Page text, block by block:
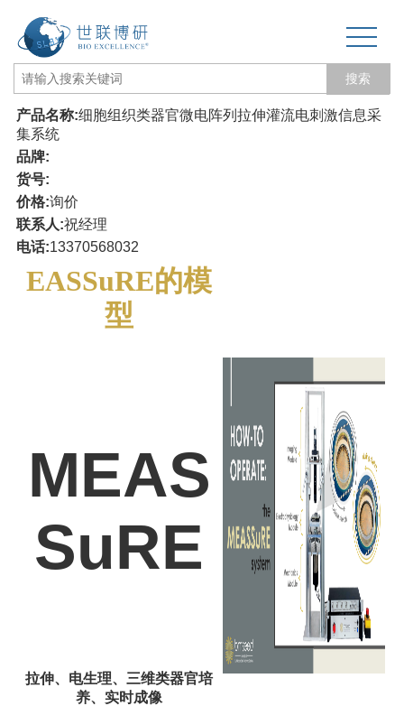
搜索
网站页
三维培养测试专题
产品应用讲座会议
产品名称:细胞组织类器官微电阵列拉伸灌流电刺激信息采
集系统
品牌:
货号:
价格:询价
联系人:祝经理
电话:13370568032
EASSuRE的模
型
MEAS
SuRE
拉伸、电生理、三维类器官培
养、实时成像